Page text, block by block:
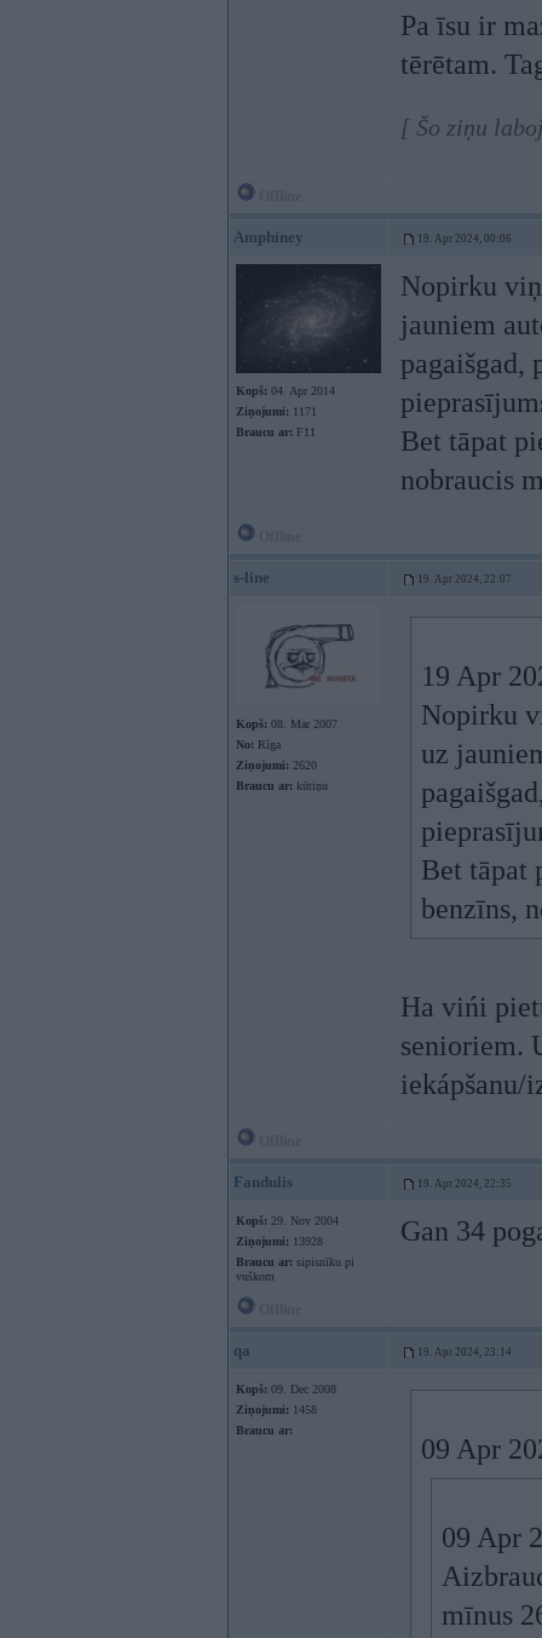
Pa īsu ir
tērētam.
[ Šo ziņu
Amphiney 19. Apr 2024, 00:06
Kopš: 04. Apr 2014
Ziņojumi: 1171
Braucu ar: F11
Nopirku
jauniem
pagaišgad,
Bet tāpat
nobraucis
s-line 19. Apr 2024, 22:07
Kopš: 08. Mar 2007
No: Rīga
Ziņojumi: 2620
Braucu ar: kūtiņu
19 Apr
Nopirku
uz
Bet tāpat
benzīns,
Ha vińi
senioriem.
iekápšanu/
Fandulis 19. Apr 2024, 22:35
Kopš: 29. Nov 2004
Ziņojumi: 13928
Braucu ar: sipisnīku pi
vuškom
Gan 34
qa 19. Apr 2024, 23:14
Kopš: 09. Dec 2008
Ziņojumi: 1458
Braucu ar:
09 Apr
09 Apr
mīnus